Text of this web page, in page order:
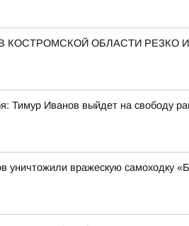
КОСТРОМСКОЙ ОБЛАСТИ РЕЗКО
Тимур Иванов выйдет на свободу
уничтожили вражескую самоходку